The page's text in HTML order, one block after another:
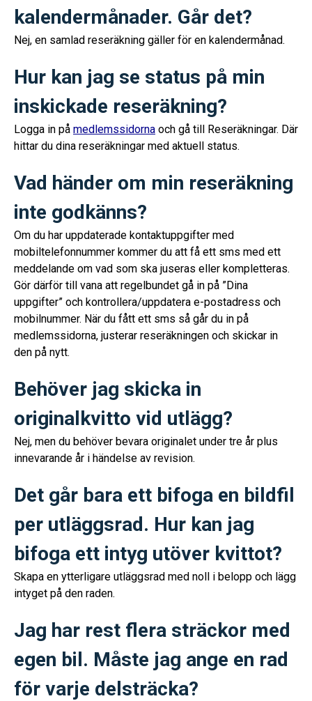
kalendermånader. Går det?
Nej, en samlad reseräkning gäller för en kalendermånad.
Hur kan jag se status på min
inskickade reseräkning?
Logga in på medlemssidorna och gå till Reseräkningar. Där
hittar du dina reseräkningar med aktuell status.
Vad händer om min reseräkning
inte godkänns?
Om du har uppdaterade kontaktuppgifter med
mobiltelefonnummer kommer du att få ett sms med ett
meddelande om vad som ska juseras eller kompletteras.
Gör därför till vana att regelbundet gå in på ”Dina
uppgifter” och kontrollera/uppdatera e-postadress och
mobilnummer. När du fått ett sms så går du in på
medlemssidorna, justerar reseräkningen och skickar in
den på nytt.
Behöver jag skicka in
originalkvitto vid utlägg?
Nej, men du behöver bevara originalet under tre år plus
innevarande år i händelse av revision.
Det går bara ett bifoga en bildfil
per utläggsrad. Hur kan jag
bifoga ett intyg utöver kvittot?
Skapa en ytterligare utläggsrad med noll i belopp och lägg
intyget på den raden.
Jag har rest flera sträckor med
egen bil. Måste jag ange en rad
för varje delsträcka?